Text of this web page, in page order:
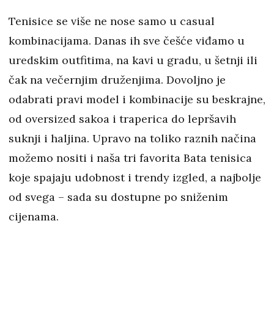
Tenisice se više ne nose samo u casual
kombinacijama. Danas ih sve češće viđamo u
uredskim outfitima, na kavi u gradu, u šetnji ili
čak na večernjim druženjima. Dovoljno je
odabrati pravi model i kombinacije su beskrajne,
od oversized sakoa i traperica do lepršavih
suknji i haljina. Upravo na toliko raznih načina
možemo nositi i naša tri favorita Bata tenisica
koje spajaju udobnost i trendy izgled, a najbolje
od svega – sada su dostupne po sniženim
cijenama.